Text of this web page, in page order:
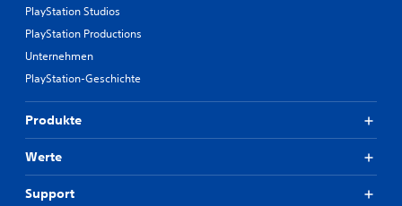
PlayStation Studios
PlayStation Productions
Unternehmen
PlayStation-Geschichte
Produkte
Werte
Support